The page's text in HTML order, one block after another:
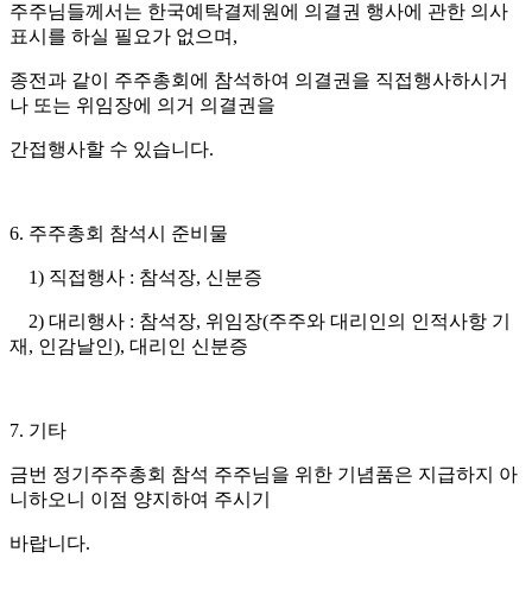
주주님들께서는 한국예탁결제원에 의결권 행사에 관한 의사
표시를 하실 필요가 없으며,
종전과 같이 주주총회에 참석하여 의결권을 직접행사하시거
나 또는 위임장에 의거 의결권을
간접행사할 수 있습니다.
6. 주주총회 참석시 준비물
1) 직접행사 : 참석장, 신분증
2) 대리행사 : 참석장, 위임장(주주와 대리인의 인적사항 기
재, 인감날인), 대리인 신분증
7. 기타
금번 정기주주총회 참석 주주님을 위한 기념품은 지급하지 아
니하오니 이점 양지하여 주시기
바랍니다.